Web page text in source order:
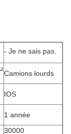
- Je ne sais pas.
Camions lourds
IOS
1 année
30000